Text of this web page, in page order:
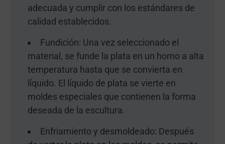
adecuada y cumplir con los estándares de
calidad establecidos.
Fundición: Una vez seleccionado el
material, se funde la plata en un horno a alta
temperatura hasta que se convierta en
líquido. El líquido de plata se vierte en
moldes especiales que contienen la forma
deseada de la escultura.
Enfriamiento y desmoldeado: Después